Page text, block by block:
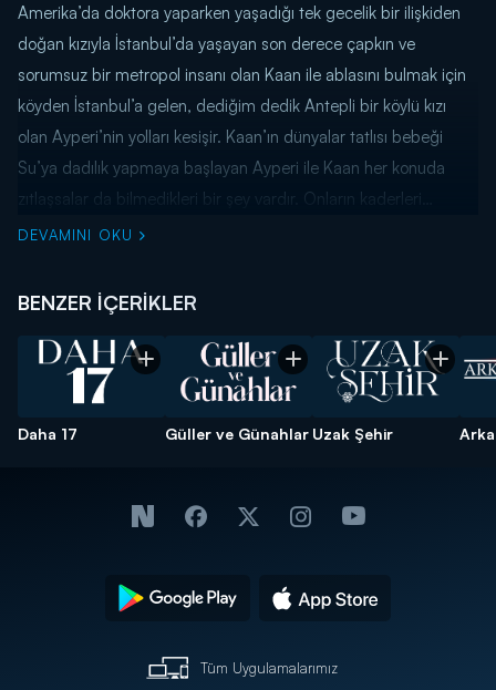
Amerika’da doktora yaparken yaşadığı tek gecelik bir ilişkiden
doğan kızıyla İstanbul’da yaşayan son derece çapkın ve
sorumsuz bir metropol insanı olan Kaan ile ablasını bulmak için
köyden İstanbul’a gelen, dediğim dedik Antepli bir köylü kızı
olan Ayperi’nin yolları kesişir. Kaan’ın dünyalar tatlısı bebeği
Su’ya dadılık yapmaya başlayan Ayperi ile Kaan her konuda
zıtlaşsalar da bilmedikleri bir şey vardır. Onların kaderleri
bundan yıllar önce Kıbrıs Savaşı sırasında birlikte yazılmıştır.
DEVAMINI OKU
BENZER İÇERİKLER
Daha 17 Güller ve Günahlar Uzak Şehir
Tüm Uygulamalarımız